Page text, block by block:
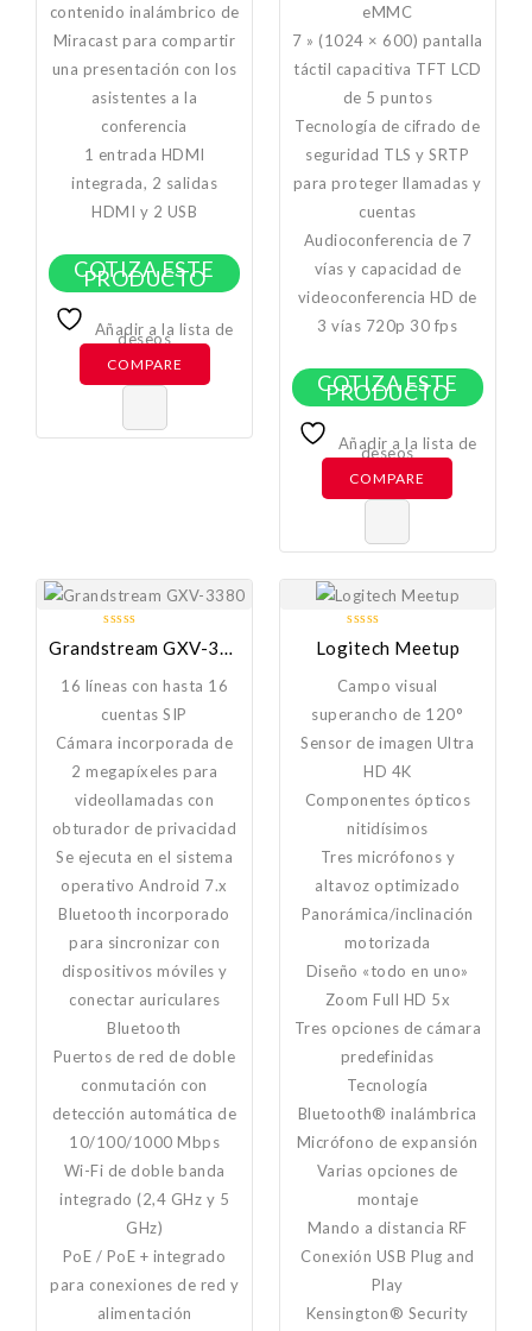
contenido inalámbrico de
Miracast para compartir
una presentación con los
asistentes a la
conferencia
1 entrada HDMI
integrada, 2 salidas
HDMI y 2 USB
COTIZA ESTE
PRODUCTO
Añadir a la lista de
deseos
COMPARE
eMMC
7 » (1024 × 600) pantalla
táctil capacitiva TFT LCD
de 5 puntos
Tecnología de cifrado de
seguridad TLS y SRTP
para proteger llamadas y
cuentas
Audioconferencia de 7
vías y capacidad de
videoconferencia HD de
3 vías 720p 30 fps
COTIZA ESTE
PRODUCTO
Añadir a la lista de
deseos
COMPARE
Grandstream GXV-3380
of
16 líneas con hasta 16
cuentas SIP
Cámara incorporada de
2 megapíxeles para
videollamadas con
obturador de privacidad
Se ejecuta en el sistema
operativo Android 7.x
Bluetooth incorporado
para sincronizar con
dispositivos móviles y
conectar auriculares
Bluetooth
Puertos de red de doble
conmutación con
detección automática de
10/100/1000 Mbps
Wi-Fi de doble banda
integrado (2,4 GHz y 5
GHz)
PoE / PoE + integrado
para conexiones de red y
alimentación
Logitech Meetup
0
of
Campo visual
superancho de 120°
Sensor de imagen Ultra
HD 4K
Componentes ópticos
nitidísimos
Tres micrófonos y
altavoz optimizado
Panorámica/inclinación
motorizada
Diseño «todo en uno»
Zoom Full HD 5x
Tres opciones de cámara
predefinidas
Tecnología
Bluetooth® inalámbrica
Micrófono de expansión
Varias opciones de
montaje
Mando a distancia RF
Conexión USB Plug and
Play
Kensington® Security